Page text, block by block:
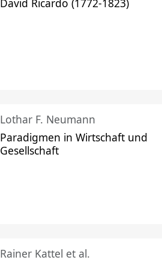
David Ricardo (1772-1823)
Lothar F. Neumann
Paradigmen in Wirtschaft und
Gesellschaft
Rainer Kattel et al.